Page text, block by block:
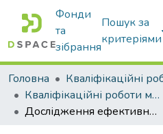
Фонди
та
зібрання
Пошук за
критеріями
Головна
Кваліфікаційні
Кваліфікаційні роботи магістрів
Дослідження ефективності освітніх програм з питань здорового харчування для формування здорових харчових звичок у дітей